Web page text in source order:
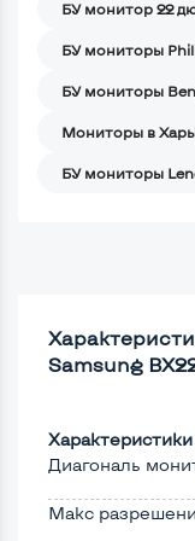
БУ монитор 22
БУ мониторы
БУ мониторы
Мониторы в
БУ мониторы
Samsung
Диагональ
Макс